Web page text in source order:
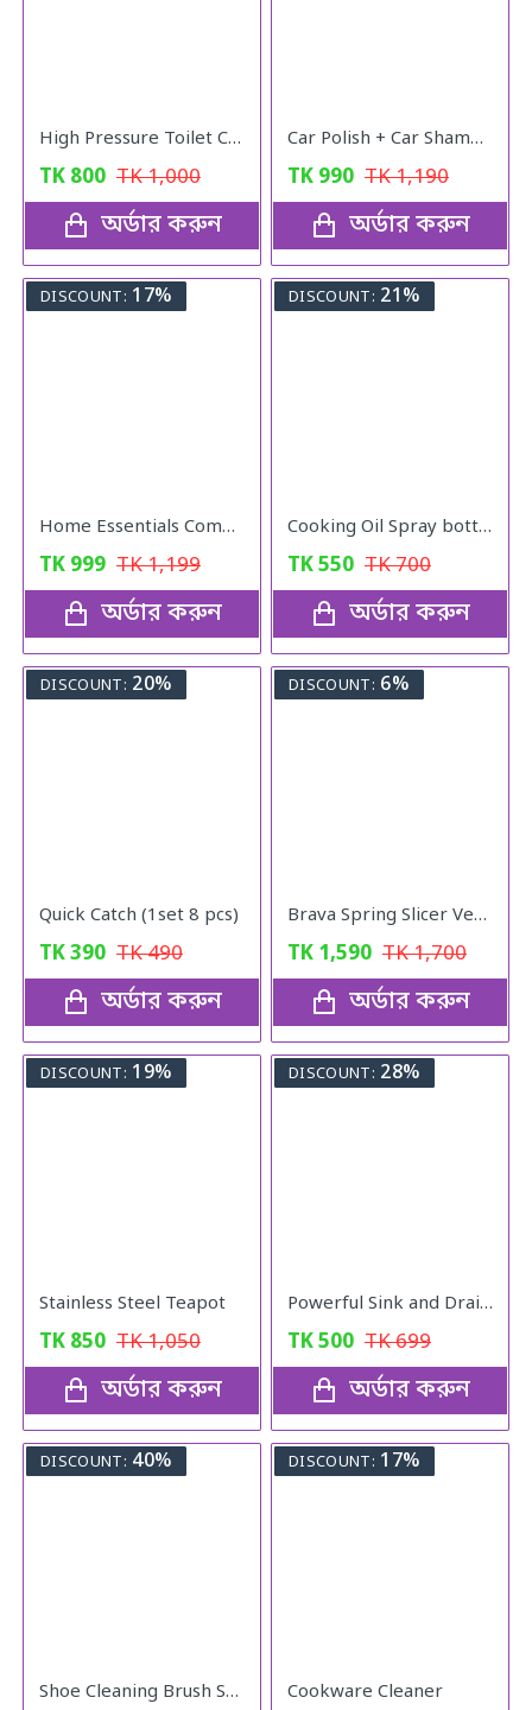
High Pressure Toilet Cleaning PUMP
TK 800 TK1,000
অর্ডার করুন
Car Polish + Car Shampoo
TK 990 TK1,190
অর্ডার করুন
DISCOUNT: 17%
Home Essentials Combo Pack
TK 999 TK1,199
অর্ডার করুন
DISCOUNT: 21%
Cooking Oil Spray bottle
TK550 TK700
অর্ডার করুন
DISCOUNT: 20%
Quick Catch (1set 8 pcs)
TK390 TK490
অর্ডার করুন
DISCOUNT: 6%
Brava Spring Slicer Vegetables Fruits Cutter
TK 1,590 TK1,700
অর্ডার করুন
DISCOUNT: 19%
Stainless Steel Teapot
TK 850 TK1,050
অর্ডার করুন
DISCOUNT: 28%
Powerful Sink and Drain Cleaner - Portable Powder Cleaning Agent for Kitchen, Toilet, and Washroom Pipe Unblocker
TK500 TK699
অর্ডার করুন
DISCOUNT: 40%
Shoe Cleaning Brush Suede Leather Nubuck Shoes Boot Cleaner
DISCOUNT: 17%
Cookware Cleaner